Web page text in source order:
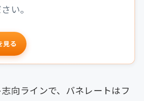
い。
見る
向ラインで、バネレートはフ